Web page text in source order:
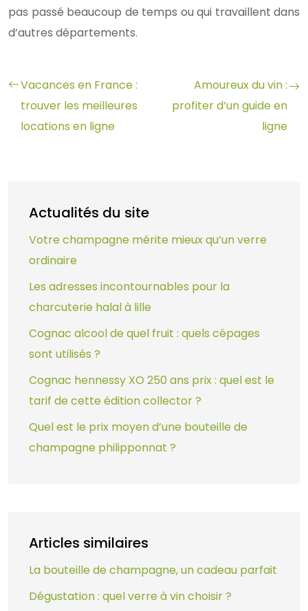
pas passé beaucoup de temps ou qui travaillent dans
d’autres départements.
Vacances en France :
trouver les meilleures
locations en ligne
Amoureux du vin :
profiter d’un guide en
ligne
Actualités du site
Votre champagne mérite mieux qu’un verre
ordinaire
Les adresses incontournables pour la
charcuterie halal à lille
Cognac alcool de quel fruit : quels cépages
sont utilisés ?
Cognac hennessy XO 250 ans prix : quel est le
tarif de cette édition collector ?
Quel est le prix moyen d’une bouteille de
champagne philipponnat ?
Articles similaires
La bouteille de champagne, un cadeau parfait
Dégustation : quel verre à vin choisir ?